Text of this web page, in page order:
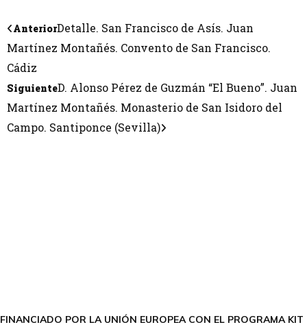
AnteriorDetalle. San Francisco de Asís. Juan
Martínez Montañés. Convento de San Francisco.
Cádiz
SiguienteD. Alonso Pérez de Guzmán “El Bueno”. Juan
Martínez Montañés. Monasterio de San Isidoro del
Campo. Santiponce (Sevilla)
FINANCIADO POR LA UNIÓN EUROPEA CON EL PROGRAMA KIT